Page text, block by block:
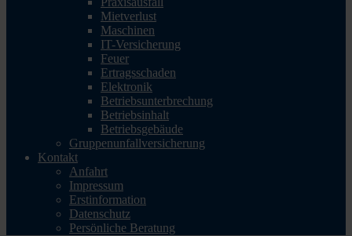
Mietverlust
Maschinen
IT-Versicherung
Feuer
Ertragsschaden
Elektronik
Betriebsunterbrechung
Betriebsinhalt
Betriebsgebäude
Gruppenunfallversicherung
Kontakt
Anfahrt
Impressum
Erstinformation
Datenschutz
Persönliche Beratung